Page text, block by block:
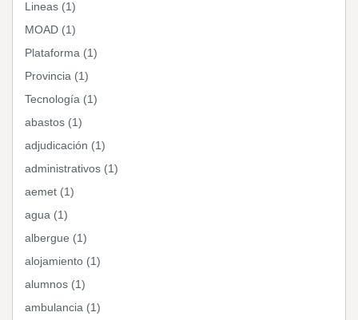
Lineas (1)
MOAD (1)
Plataforma (1)
Provincia (1)
Tecnología (1)
abastos (1)
adjudicación (1)
administrativos (1)
aemet (1)
agua (1)
albergue (1)
alojamiento (1)
alumnos (1)
ambulancia (1)